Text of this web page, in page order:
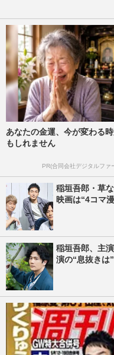
あなたの金運、今が変わる
もしれません
PR(合同会社デジタルファ
稲垣吾郎・草
映画は“4コマ
稲垣吾郎、主
演の“息抜きは